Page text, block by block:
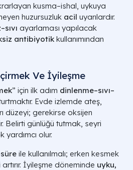
kusma–ishal, uykuya
huzursuzluk acil uyarılardır.
ayarlaması yapılacak
antibiyotik kullanımından
Ve İyileşme
” için ilk adım dinlenme–sıvı–
Evde izlemde ateş,
düzeyi; gerekirse oksijen
Belirti günlüğü tutmak, seyri
yardımcı olur.
ile kullanılmalı; erken kesmek
İyileşme döneminde uyku,